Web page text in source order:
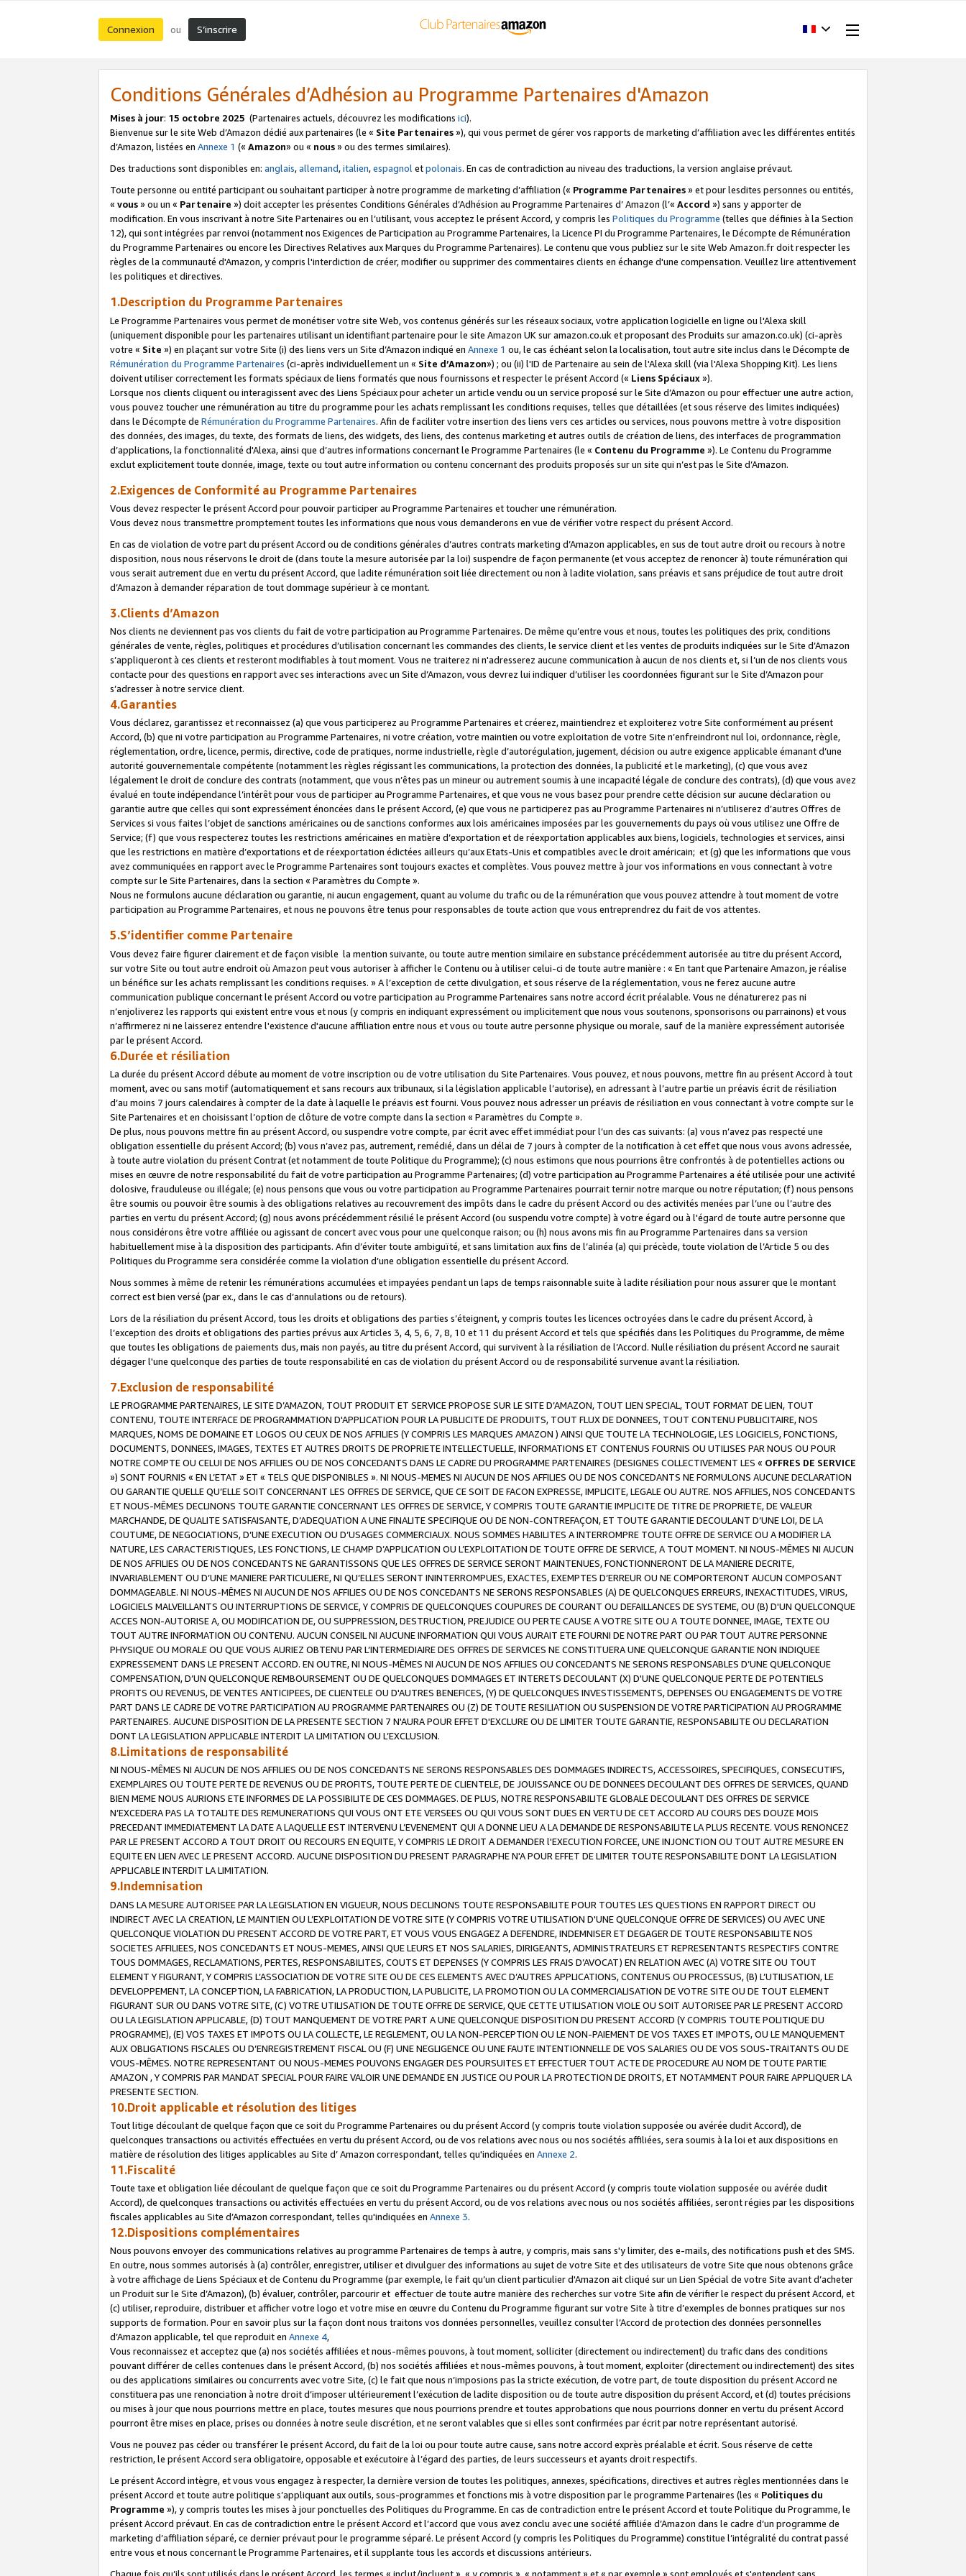
Connexion ou S’inscrire
Conditions Générales d’Adhésion au Programme Partenaires d'Amazon
Mises à jour: 15 octobre 2025 (Partenaires actuels, découvrez les modifications ici).
Bienvenue sur le site Web d’Amazon dédié aux partenaires (le « Site Partenaires»), qui vous permet de gérer vos rapports de marketing d’affiliation avec les différentes entités
d’Amazon, listées en Annexe 1 (« Amazon» ou « nous» ou des termes similaires).
Des traductions sont disponibles en: anglais,allemand,italien,espagnoletpolonais. En cas de contradiction au niveau des traductions, la version anglaise prévaut.
Toute personne ou entité participant ou souhaitant participer à notre programme de marketing d’affiliation (« Programme Partenaires» et pour lesdites personnes ou entités,
« vous» ou un « Partenaire ») doit accepter les présentes Conditions Générales d’Adhésion au Programme Partenaires d’ Amazon (l’« Accord ») sans y apporter de
modification. En vous inscrivant à notre Site Partenaires ou en l’utilisant, vous acceptez le présent Accord, y compris les Politiques du Programme (telles que définies à la Section
12), qui sont intégrées par renvoi (notamment nos Exigences de Participation au Programme Partenaires, la Licence PI du Programme Partenaires, le Décompte de Rémunération
du Programme Partenaires ou encore les Directives Relatives aux Marques du Programme Partenaires). Le contenu que vous publiez sur le site Web Amazon.fr doit respecter les
règles de la communauté d'Amazon, y compris l'interdiction de créer, modifier ou supprimer des commentaires clients en échange d'une compensation. Veuillez lire attentivement
les politiques et directives.
1.Description du Programme Partenaires
Le Programme Partenaires vous permet de monétiser votre site Web, vos contenus générés sur les réseaux sociaux, votre application logicielle en ligne ou l'Alexa skill
(uniquement disponible pour les partenaires utilisant un identifiant partenaire pour le site Amazon UK sur amazon.co.uk et proposant des Produits sur amazon.co.uk) (ci-après
votre « Site ») en plaçant sur votre Site (i) des liens vers un Site d’Amazon indiqué en Annexe 1 ou, le cas échéant selon la localisation, tout autre site inclus dans le Décompte de
Rémunération du Programme Partenaires (ci-après individuellement un « Site d’Amazon») ; ou (ii) l'ID de Partenaire au sein de l'Alexa skill (via l'Alexa Shopping Kit). Les liens
doivent utiliser correctement les formats spéciaux de liens formatés que nous fournissons et respecter le présent Accord (« Liens Spéciaux»).
Lorsque nos clients cliquent ou interagissent avec des Liens Spéciaux pour acheter un article vendu ou un service proposé sur le Site d’Amazon ou pour effectuer une autre action,
vous pouvez toucher une rémunération au titre du programme pour les achats remplissant les conditions requises, telles que détaillées (et sous réserve des limites indiquées)
dans le Décompte de Rémunération du Programme Partenaires. Afin de faciliter votre insertion des liens vers ces articles ou services, nous pouvons mettre à votre disposition
des données, des images, du texte, des formats de liens, des widgets, des liens, des contenus marketing et autres outils de création de liens, des interfaces de programmation
d’applications, la fonctionnalité d'Alexa, ainsi que d’autres informations concernant le Programme Partenaires (le « Contenu du Programme »). Le Contenu du Programme
exclut explicitement toute donnée, image, texte ou tout autre information ou contenu concernant des produits proposés sur un site qui n’est pas le Site d’Amazon.
2.Exigences de Conformité au Programme Partenaires
Vous devez respecter le présent Accord pour pouvoir participer au Programme Partenaires et toucher une rémunération.
Vous devez nous transmettre promptement toutes les informations que nous vous demanderons en vue de vérifier votre respect du présent Accord.
En cas de violation de votre part du présent Accord ou de conditions générales d’autres contrats marketing d’Amazon applicables, en sus de tout autre droit ou recours à notre
disposition, nous nous réservons le droit de (dans toute la mesure autorisée par la loi) suspendre de façon permanente (et vous acceptez de renoncer à) toute rémunération qui
vous serait autrement due en vertu du présent Accord, que ladite rémunération soit liée directement ou non à ladite violation, sans préavis et sans préjudice de tout autre droit
d’Amazon à demander réparation de tout dommage supérieur à ce montant.
3.Clients d’Amazon
Nos clients ne deviennent pas vos clients du fait de votre participation au Programme Partenaires. De même qu’entre vous et nous, toutes les politiques des prix, conditions
générales de vente, règles, politiques et procédures d’utilisation concernant les commandes des clients, le service client et les ventes de produits indiquées sur le Site d’Amazon
s’appliqueront à ces clients et resteront modifiables à tout moment. Vous ne traiterez ni n'adresserez aucune communication à aucun de nos clients et, si l’un de nos clients vous
contacte pour des questions en rapport avec ses interactions avec un Site d’Amazon, vous devrez lui indiquer d’utiliser les coordonnées figurant sur le Site d’Amazon pour
s’adresser à notre service client.
4.Garanties
Vous déclarez, garantissez et reconnaissez (a) que vous participerez au Programme Partenaires et créerez, maintiendrez et exploiterez votre Site conformément au présent
Accord, (b) que ni votre participation au Programme Partenaires, ni votre création, votre maintien ou votre exploitation de votre Site n’enfreindront nul loi, ordonnance, règle,
réglementation, ordre, licence, permis, directive, code de pratiques, norme industrielle, règle d’autorégulation, jugement, décision ou autre exigence applicable émanant d’une
autorité gouvernementale compétente (notamment les règles régissant les communications, la protection des données, la publicité et le marketing), (c) que vous avez
légalement le droit de conclure des contrats (notamment, que vous n’êtes pas un mineur ou autrement soumis à une incapacité légale de conclure des contrats), (d) que vous avez
évalué en toute indépendance l’intérêt pour vous de participer au Programme Partenaires, et que vous ne vous basez pour prendre cette décision sur aucune déclaration ou
garantie autre que celles qui sont expressément énoncées dans le présent Accord, (e) que vous ne participerez pas au Programme Partenaires ni n’utiliserez d’autres Offres de
Services si vous faites l’objet de sanctions américaines ou de sanctions conformes aux lois américaines imposées par les gouvernements du pays où vous utilisez une Offre de
Service; (f) que vous respecterez toutes les restrictions américaines en matière d’exportation et de réexportation applicables aux biens, logiciels, technologies et services, ainsi
que les restrictions en matière d’exportations et de réexportation édictées ailleurs qu’aux Etats-Unis et compatibles avec le droit américain; et (g) que les informations que vous
avez communiquées en rapport avec le Programme Partenaires sont toujours exactes et complètes. Vous pouvez mettre à jour vos informations en vous connectant à votre
compte sur le Site Partenaires, dans la section « Paramètres du Compte ».
Nous ne formulons aucune déclaration ou garantie, ni aucun engagement, quant au volume du trafic ou de la rémunération que vous pouvez attendre à tout moment de votre
participation au Programme Partenaires, et nous ne pouvons être tenus pour responsables de toute action que vous entreprendrez du fait de vos attentes.
5.S’identifier comme Partenaire
Vous devez faire figurer clairement et de façon visible la mention suivante, ou toute autre mention similaire en substance précédemment autorisée au titre du présent Accord,
sur votre Site ou tout autre endroit où Amazon peut vous autoriser à afficher le Contenu ou à utiliser celui-ci de toute autre manière : « En tant que Partenaire Amazon, je réalise
un bénéfice sur les achats remplissant les conditions requises. » A l’exception de cette divulgation, et sous réserve de la réglementation, vous ne ferez aucune autre
communication publique concernant le présent Accord ou votre participation au Programme Partenaires sans notre accord écrit préalable. Vous ne dénaturerez pas ni
n’enjoliverez les rapports qui existent entre vous et nous (y compris en indiquant expressément ou implicitement que nous vous soutenons, sponsorisons ou parrainons) et vous
n’affirmerez ni ne laisserez entendre l'existence d'aucune affiliation entre nous et vous ou toute autre personne physique ou morale, sauf de la manière expressément autorisée
par le présent Accord.
6.Durée et résiliation
La durée du présent Accord débute au moment de votre inscription ou de votre utilisation du Site Partenaires. Vous pouvez, et nous pouvons, mettre fin au présent Accord à tout
moment, avec ou sans motif (automatiquement et sans recours aux tribunaux, si la législation applicable l’autorise), en adressant à l’autre partie un préavis écrit de résiliation
d’au moins 7 jours calendaires à compter de la date à laquelle le préavis est fourni. Vous pouvez nous adresser un préavis de résiliation en vous connectant à votre compte sur le
Site Partenaires et en choisissant l’option de clôture de votre compte dans la section « Paramètres du Compte ».
De plus, nous pouvons mettre fin au présent Accord, ou suspendre votre compte, par écrit avec effet immédiat pour l’un des cas suivants: (a) vous n’avez pas respecté une
obligation essentielle du présent Accord; (b) vous n’avez pas, autrement, remédié, dans un délai de 7 jours à compter de la notification à cet effet que nous vous avons adressée,
à toute autre violation du présent Contrat (et notamment de toute Politique du Programme); (c) nous estimons que nous pourrions être confrontés à de potentielles actions ou
mises en œuvre de notre responsabilité du fait de votre participation au Programme Partenaires; (d) votre participation au Programme Partenaires a été utilisée pour une activité
dolosive, frauduleuse ou illégale; (e) nous pensons que vous ou votre participation au Programme Partenaires pourrait ternir notre marque ou notre réputation; (f) nous pensons
être soumis ou pouvoir être soumis à des obligations relatives au recouvrement des impôts dans le cadre du présent Accord ou des activités menées par l’une ou l’autre des
parties en vertu du présent Accord; (g) nous avons précédemment résilié le présent Accord (ou suspendu votre compte) à votre égard ou à l'égard de toute autre personne que
nous considérons être votre affiliée ou agissant de concert avec vous pour une quelconque raison; ou (h) nous avons mis fin au Programme Partenaires dans sa version
habituellement mise à la disposition des participants. Afin d’éviter toute ambiguïté, et sans limitation aux fins de l’alinéa (a) qui précède, toute violation de l’Article 5 ou des
Politiques du Programme sera considérée comme la violation d’une obligation essentielle du présent Accord.
Nous sommes à même de retenir les rémunérations accumulées et impayées pendant un laps de temps raisonnable suite à ladite résiliation pour nous assurer que le montant
correct est bien versé (par ex., dans le cas d’annulations ou de retours).
Lors de la résiliation du présent Accord, tous les droits et obligations des parties s’éteignent, y compris toutes les licences octroyées dans le cadre du présent Accord, à
l’exception des droits et obligations des parties prévus aux Articles 3, 4, 5, 6, 7, 8, 10 et 11 du présent Accord et tels que spécifiés dans les Politiques du Programme, de même
que toutes les obligations de paiements dus, mais non payés, au titre du présent Accord, qui survivent à la résiliation de l’Accord. Nulle résiliation du présent Accord ne saurait
dégager l'une quelconque des parties de toute responsabilité en cas de violation du présent Accord ou de responsabilité survenue avant la résiliation.
7.Exclusion de responsabilité
LE PROGRAMME PARTENAIRES, LE SITE D’AMAZON, TOUT PRODUIT ET SERVICE PROPOSE SUR LE SITE D’AMAZON, TOUT LIEN SPECIAL, TOUT FORMAT DE LIEN, TOUT
CONTENU, TOUTE INTERFACE DE PROGRAMMATION D'APPLICATION POUR LA PUBLICITE DE PRODUITS, TOUT FLUX DE DONNEES, TOUT CONTENU PUBLICITAIRE, NOS
MARQUES, NOMS DE DOMAINE ET LOGOS OU CEUX DE NOS AFFILIES (Y COMPRIS LES MARQUES AMAZON ) AINSI QUE TOUTE LA TECHNOLOGIE, LES LOGICIELS, FONCTIONS,
DOCUMENTS, DONNEES, IMAGES, TEXTES ET AUTRES DROITS DE PROPRIETE INTELLECTUELLE, INFORMATIONS ET CONTENUS FOURNIS OU UTILISES PAR NOUS OU POUR
NOTRE COMPTE OU CELUI DE NOS AFFILIES OU DE NOS CONCEDANTS DANS LE CADRE DU PROGRAMME PARTENAIRES (DESIGNES COLLECTIVEMENT LES « OFFRES DE SERVICE
») SONT FOURNIS « EN L’ETAT » ET « TELS QUE DISPONIBLES ». NI NOUS-MEMES NI AUCUN DE NOS AFFILIES OU DE NOS CONCEDANTS NE FORMULONS AUCUNE DECLARATION
OU GARANTIE QUELLE QU’ELLE SOIT CONCERNANT LES OFFRES DE SERVICE, QUE CE SOIT DE FACON EXPRESSE, IMPLICITE, LEGALE OU AUTRE. NOS AFFILIES, NOS CONCEDANTS
ET NOUS-MÊMES DECLINONS TOUTE GARANTIE CONCERNANT LES OFFRES DE SERVICE, Y COMPRIS TOUTE GARANTIE IMPLICITE DE TITRE DE PROPRIETE, DE VALEUR
MARCHANDE, DE QUALITE SATISFAISANTE, D’ADEQUATION A UNE FINALITE SPECIFIQUE OU DE NON-CONTREFAÇON, ET TOUTE GARANTIE DECOULANT D’UNE LOI, DE LA
COUTUME, DE NEGOCIATIONS, D’UNE EXECUTION OU D’USAGES COMMERCIAUX. NOUS SOMMES HABILITES A INTERROMPRE TOUTE OFFRE DE SERVICE OU A MODIFIER LA
NATURE, LES CARACTERISTIQUES, LES FONCTIONS, LE CHAMP D’APPLICATION OU L’EXPLOITATION DE TOUTE OFFRE DE SERVICE, A TOUT MOMENT. NI NOUS-MÊMES NI AUCUN
DE NOS AFFILIES OU DE NOS CONCEDANTS NE GARANTISSONS QUE LES OFFRES DE SERVICE SERONT MAINTENUES, FONCTIONNERONT DE LA MANIERE DECRITE,
INVARIABLEMENT OU D’UNE MANIERE PARTICULIERE, NI QU’ELLES SERONT ININTERROMPUES, EXACTES, EXEMPTES D’ERREUR OU NE COMPORTERONT AUCUN COMPOSANT
DOMMAGEABLE. NI NOUS-MÊMES NI AUCUN DE NOS AFFILIES OU DE NOS CONCEDANTS NE SERONS RESPONSABLES (A) DE QUELCONQUES ERREURS, INEXACTITUDES, VIRUS,
LOGICIELS MALVEILLANTS OU INTERRUPTIONS DE SERVICE, Y COMPRIS DE QUELCONQUES COUPURES DE COURANT OU DEFAILLANCES DE SYSTEME, OU (B) D'UN QUELCONQUE
ACCES NON-AUTORISE A, OU MODIFICATION DE, OU SUPPRESSION, DESTRUCTION, PREJUDICE OU PERTE CAUSE A VOTRE SITE OU A TOUTE DONNEE, IMAGE, TEXTE OU
TOUT AUTRE INFORMATION OU CONTENU. AUCUN CONSEIL NI AUCUNE INFORMATION QUI VOUS AURAIT ETE FOURNI DE NOTRE PART OU PAR TOUT AUTRE PERSONNE
PHYSIQUE OU MORALE OU QUE VOUS AURIEZ OBTENU PAR L’INTERMEDIAIRE DES OFFRES DE SERVICES NE CONSTITUERA UNE QUELCONQUE GARANTIE NON INDIQUEE
EXPRESSEMENT DANS LE PRESENT ACCORD. EN OUTRE, NI NOUS-MÊMES NI AUCUN DE NOS AFFILIES OU CONCEDANTS NE SERONS RESPONSABLES D’UNE QUELCONQUE
COMPENSATION, D’UN QUELCONQUE REMBOURSEMENT OU DE QUELCONQUES DOMMAGES ET INTERETS DECOULANT (X) D'UNE QUELCONQUE PERTE DE POTENTIELS
PROFITS OU REVENUS, DE VENTES ANTICIPEES, DE CLIENTELE OU D'AUTRES BENEFICES, (Y) DE QUELCONQUES INVESTISSEMENTS, DEPENSES OU ENGAGEMENTS DE VOTRE
PART DANS LE CADRE DE VOTRE PARTICIPATION AU PROGRAMME PARTENAIRES OU (Z) DE TOUTE RESILIATION OU SUSPENSION DE VOTRE PARTICIPATION AU PROGRAMME
PARTENAIRES. AUCUNE DISPOSITION DE LA PRESENTE SECTION 7 N'AURA POUR EFFET D'EXCLURE OU DE LIMITER TOUTE GARANTIE, RESPONSABILITE OU DECLARATION
DONT LA LEGISLATION APPLICABLE INTERDIT LA LIMITATION OU L’EXCLUSION.
8.Limitations de responsabilité
NI NOUS-MÊMES NI AUCUN DE NOS AFFILIES OU DE NOS CONCEDANTS NE SERONS RESPONSABLES DES DOMMAGES INDIRECTS, ACCESSOIRES, SPECIFIQUES, CONSECUTIFS,
EXEMPLAIRES OU TOUTE PERTE DE REVENUS OU DE PROFITS, TOUTE PERTE DE CLIENTELE, DE JOUISSANCE OU DE DONNEES DECOULANT DES OFFRES DE SERVICES, QUAND
BIEN MEME NOUS AURIONS ETE INFORMES DE LA POSSIBILITE DE CES DOMMAGES. DE PLUS, NOTRE RESPONSABILITE GLOBALE DECOULANT DES OFFRES DE SERVICE
N’EXCEDERA PAS LA TOTALITE DES REMUNERATIONS QUI VOUS ONT ETE VERSEES OU QUI VOUS SONT DUES EN VERTU DE CET ACCORD AU COURS DES DOUZE MOIS
PRECEDANT IMMEDIATEMENT LA DATE A LAQUELLE EST INTERVENU L’EVENEMENT QUI A DONNE LIEU A LA DEMANDE DE RESPONSABILITE LA PLUS RECENTE. VOUS RENONCEZ
PAR LE PRESENT ACCORD A TOUT DROIT OU RECOURS EN EQUITE, Y COMPRIS LE DROIT A DEMANDER l'EXECUTION FORCEE, UNE INJONCTION OU TOUT AUTRE MESURE EN
EQUITE EN LIEN AVEC LE PRESENT ACCORD. AUCUNE DISPOSITION DU PRESENT PARAGRAPHE N'A POUR EFFET DE LIMITER TOUTE RESPONSABILITE DONT LA LEGISLATION
APPLICABLE INTERDIT LA LIMITATION.
9.Indemnisation
DANS LA MESURE AUTORISEE PAR LA LEGISLATION EN VIGUEUR, NOUS DECLINONS TOUTE RESPONSABILITE POUR TOUTES LES QUESTIONS EN RAPPORT DIRECT OU
INDIRECT AVEC LA CREATION, LE MAINTIEN OU L’EXPLOITATION DE VOTRE SITE (Y COMPRIS VOTRE UTILISATION D'UNE QUELCONQUE OFFRE DE SERVICES) OU AVEC UNE
QUELCONQUE VIOLATION DU PRESENT ACCORD DE VOTRE PART, ET VOUS VOUS ENGAGEZ A DEFENDRE, INDEMNISER ET DEGAGER DE TOUTE RESPONSABILITE NOS
SOCIETES AFFILIEES, NOS CONCEDANTS ET NOUS-MEMES, AINSI QUE LEURS ET NOS SALARIES, DIRIGEANTS, ADMINISTRATEURS ET REPRESENTANTS RESPECTIFS CONTRE
TOUS DOMMAGES, RECLAMATIONS, PERTES, RESPONSABILITES, COUTS ET DEPENSES (Y COMPRIS LES FRAIS D’AVOCAT) EN RELATION AVEC (A) VOTRE SITE OU TOUT
ELEMENT Y FIGURANT, Y COMPRIS L’ASSOCIATION DE VOTRE SITE OU DE CES ELEMENTS AVEC D’AUTRES APPLICATIONS, CONTENUS OU PROCESSUS, (B) L’UTILISATION, LE
DEVELOPPEMENT, LA CONCEPTION, LA FABRICATION, LA PRODUCTION, LA PUBLICITE, LA PROMOTION OU LA COMMERCIALISATION DE VOTRE SITE OU DE TOUT ELEMENT
FIGURANT SUR OU DANS VOTRE SITE, (C) VOTRE UTILISATION DE TOUTE OFFRE DE SERVICE, QUE CETTE UTILISATION VIOLE OU SOIT AUTORISEE PAR LE PRESENT ACCORD
OU LA LEGISLATION APPLICABLE, (D) TOUT MANQUEMENT DE VOTRE PART A UNE QUELCONQUE DISPOSITION DU PRESENT ACCORD (Y COMPRIS TOUTE POLITIQUE DU
PROGRAMME), (E) VOS TAXES ET IMPOTS OU LA COLLECTE, LE REGLEMENT, OU LA NON-PERCEPTION OU LE NON-PAIEMENT DE VOS TAXES ET IMPOTS, OU LE MANQUEMENT
AUX OBLIGATIONS FISCALES OU D’ENREGISTREMENT FISCAL OU (F) UNE NEGLIGENCE OU UNE FAUTE INTENTIONNELLE DE VOS SALARIES OU DE VOS SOUS-TRAITANTS OU DE
VOUS-MÊMES. NOTRE REPRESENTANT OU NOUS-MEMES POUVONS ENGAGER DES POURSUITES ET EFFECTUER TOUT ACTE DE PROCEDURE AU NOM DE TOUTE PARTIE
AMAZON , Y COMPRIS PAR MANDAT SPECIAL POUR FAIRE VALOIR UNE DEMANDE EN JUSTICE OU POUR LA PROTECTION DE DROITS, ET NOTAMMENT POUR FAIRE APPLIQUER LA
PRESENTE SECTION.
10.Droit applicable et résolution des litiges
Tout litige découlant de quelque façon que ce soit du Programme Partenaires ou du présent Accord (y compris toute violation supposée ou avérée dudit Accord), de
quelconques transactions ou activités effectuées en vertu du présent Accord, ou de vos relations avec nous ou nos sociétés affiliées, sera soumis à la loi et aux dispositions en
matière de résolution des litiges applicables au Site d’ Amazon correspondant, telles qu'indiquées en Annexe 2.
11.Fiscalité
Toute taxe et obligation liée découlant de quelque façon que ce soit du Programme Partenaires ou du présent Accord (y compris toute violation supposée ou avérée dudit
Accord), de quelconques transactions ou activités effectuées en vertu du présent Accord, ou de vos relations avec nous ou nos sociétés affiliées, seront régies par les dispositions
fiscales applicables au Site d’Amazon correspondant, telles qu'indiquées en Annexe 3.
12.Dispositions complémentaires
Nous pouvons envoyer des communications relatives au programme Partenaires de temps à autre, y compris, mais sans s'y limiter, des e-mails, des notifications push et des SMS.
En outre, nous sommes autorisés à (a) contrôler, enregistrer, utiliser et divulguer des informations au sujet de votre Site et des utilisateurs de votre Site que nous obtenons grâce
à votre affichage de Liens Spéciaux et de Contenu du Programme (par exemple, le fait qu’un client particulier d'Amazon ait cliqué sur un Lien Spécial de votre Site avant d’acheter
un Produit sur le Site d’Amazon), (b) évaluer, contrôler, parcourir et effectuer de toute autre manière des recherches sur votre Site afin de vérifier le respect du présent Accord, et
(c) utiliser, reproduire, distribuer et afficher votre logo et votre mise en œuvre du Contenu du Programme figurant sur votre Site à titre d’exemples de bonnes pratiques sur nos
supports de formation. Pour en savoir plus sur la façon dont nous traitons vos données personnelles, veuillez consulter l’Accord de protection des données personnelles
d’Amazon applicable, tel que reproduit en Annexe 4,
Vous reconnaissez et acceptez que (a) nos sociétés affiliées et nous-mêmes pouvons, à tout moment, solliciter (directement ou indirectement) du trafic dans des conditions
pouvant différer de celles contenues dans le présent Accord, (b) nos sociétés affiliées et nous-mêmes pouvons, à tout moment, exploiter (directement ou indirectement) des sites
ou des applications similaires ou concurrents avec votre Site, (c) le fait que nous n’imposions pas la stricte exécution, de votre part, de toute disposition du présent Accord ne
constituera pas une renonciation à notre droit d’imposer ultérieurement l’exécution de ladite disposition ou de toute autre disposition du présent Accord, et (d) toutes précisions
ou mises à jour que nous pourrions mettre en place, toutes mesures que nous pourrions prendre et toutes approbations que nous pourrions donner en vertu du présent Accord
pourront être mises en place, prises ou données à notre seule discrétion, et ne seront valables que si elles sont confirmées par écrit par notre représentant autorisé.
Vous ne pouvez pas céder ou transférer le présent Accord, du fait de la loi ou pour toute autre cause, sans notre accord exprès préalable et écrit. Sous réserve de cette
restriction, le présent Accord sera obligatoire, opposable et exécutoire à l’égard des parties, de leurs successeurs et ayants droit respectifs.
Le présent Accord intègre, et vous vous engagez à respecter, la dernière version de toutes les politiques, annexes, spécifications, directives et autres règles mentionnées dans le
présent Accord et toute autre politique s’appliquant aux outils, sous-programmes et fonctions mis à votre disposition par le programme Partenaires (les « Politiques du
Programme »), y compris toutes les mises à jour ponctuelles des Politiques du Programme. En cas de contradiction entre le présent Accord et toute Politique du Programme, le
présent Accord prévaut. En cas de contradiction entre le présent Accord et l’accord que vous avez conclu avec une société affiliée d’Amazon dans le cadre d’un programme de
marketing d’affiliation séparé, ce dernier prévaut pour le programme séparé. Le présent Accord (y compris les Politiques du Programme) constitue l’intégralité du contrat passé
entre vous et nous concernant le Programme Partenaires, et il supplante tous les accords et discussions antérieurs.